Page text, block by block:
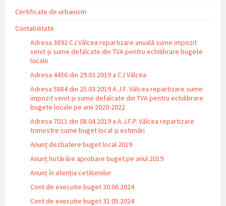
Certificate de urbanism
Contabilitate
Adresa 3892 CJ Vâlcea repartizare anuală sume impozit
venit și sume defalcate din TVA pentru echilibrare bugete
locale
Adresa 4456 din 29.03.2019 a CJ Vâlcea
Adresa 5884 din 25.03.2019 A.J.F. Vâlcea repartizare sume
impozit venit și sume defalcate din TVA pentru echilibrare
bugete locale pe anii 2020-2022
Adresa 7011 din 08.04.2019 a A.J.F.P. Vâlcea repartizare
trimestre sume buget local și estimări
Anunț dezbatere buget local 2019
Anunț hotărâre aprobare buget pe anul 2019
Anunț în atenția cetățenilor
Cont de executie buget 30.06.2024
Cont de executie buget 31.05.2024